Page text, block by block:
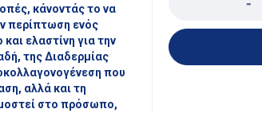
κάνοντάς το να
περίπτωση ενός
ελαστίνη για την
της Διαδερμίας
που
αλλά και τη
στο πρόσωπο,